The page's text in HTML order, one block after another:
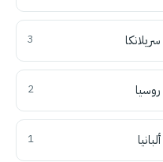
سريلانكا 3
روسيا 2
ألبانيا 1